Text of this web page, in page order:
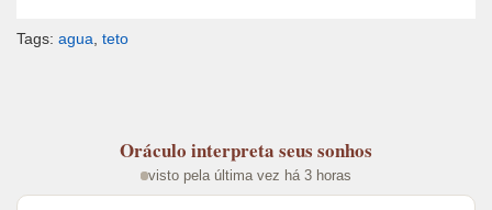
Tags: agua teto
Oráculo interpreta seus sonhos
visto pela última vez há 3 horas